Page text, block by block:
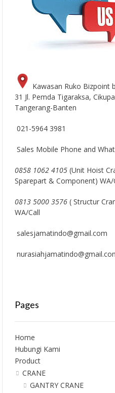
Kawasan Ruko Bizpoint
31 Jl. Pemda Tigaraksa,
Tangerang-Banten
021-5964 3981
Sales Mobile Phone and
0858 1062 4105(Unit Hoist
Sparepart & Component) WA/
0813 5000 3576( Structur
WA/Call
salesjamatindo@gmail.com
Pages
Home
Hubungi Kami
Product
CRANE
GANTRY CRANE